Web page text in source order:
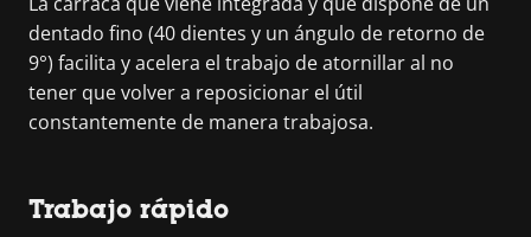
dentado fino (40 dientes y un ángulo de retorno de
9°) facilita y acelera el trabajo de atornillar al no
tener que volver a reposicionar el útil
constantemente de manera trabajosa.
Trabajo rápido